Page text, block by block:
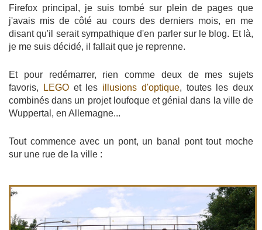
Firefox principal, je suis tombé sur plein de pages que
j'avais mis de côté au cours des derniers mois, en me
disant qu'il serait sympathique d'en parler sur le blog. Et là,
je me suis décidé, il fallait que je reprenne.
Et pour redémarrer, rien comme deux de mes sujets
favoris,
LEGOet les illusions d'optique, toutes les deux
combinés dans un projet loufoque et génial dans la ville de
Wuppertal, en Allemagne...
Tout commence avec un pont, un banal pont tout moche
sur une rue de la ville :